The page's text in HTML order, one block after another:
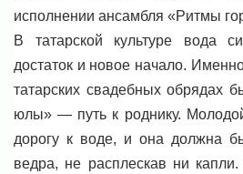
исполнении ансамбля «Ритмы
В татарской культуре вода
достаток и новое начало.
татарских свадебных обрядах
юлы» — путь к роднику.
дорогу к воде, и она должна
ведра, не расплескав ни